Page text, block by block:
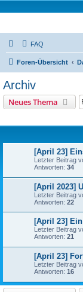
FAQ
Foren-Übersicht
Archiv
Neues Thema
[April 23]
Letzter Beitrag
Antworten: 34
[April 2023]
Letzter Beitrag
Antworten: 22
[April 23]
Letzter Beitrag
Antworten: 21
[April 23]
Letzter Beitrag
Antworten: 16